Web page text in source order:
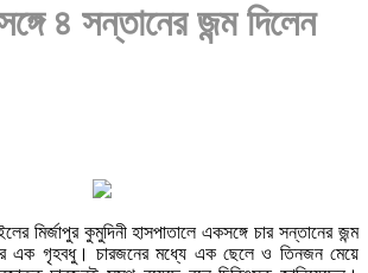
৪ সন্তানের জন্ম দিলেন
মির্জাপুর কুমুদিনী হাসপাতালে একসঙ্গে চার সন্তানের জন্ম
এক গৃহবধু। চারজনের মধ্যে এক ছেলে ও তিনজন মেয়ে